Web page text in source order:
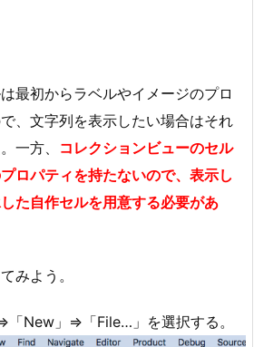
最初からラベルやイメージのプロ
、文字列を表示したい場合はそれ
一方、 コレクションビューのセル
ロパティを持たないので、表示し
た自作セルを用意する必要があ
みよう。
「New」⇒「File…」を選択する。